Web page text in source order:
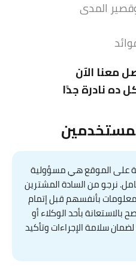
المدى
معنا الآن
ده نادرة جدًا
على الموقع هي مسؤولية
نرجو من السادة المشترين
بأنفسهم قبل إتمام
بالاستعانة بأحد الوكلاء أو
سلامة الإجراءات وتأكيد